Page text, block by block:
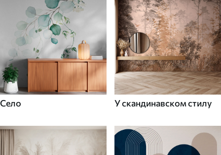
Село У скандинавском стилу